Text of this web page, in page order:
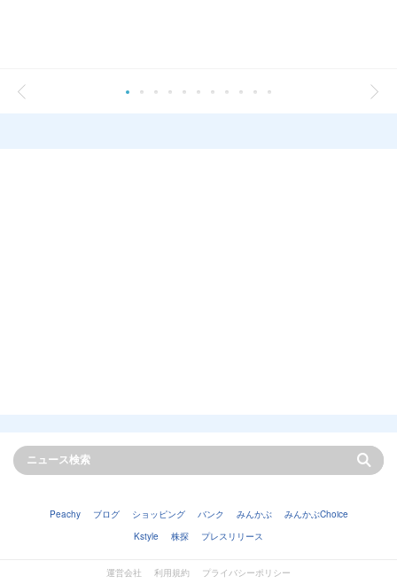
Peachy ブログ ショッピング バンク みんかぶ
みんかぶChoice
Kstyle
株探 プレスリリース
運営会社 利用規約 プライバシーポリシー